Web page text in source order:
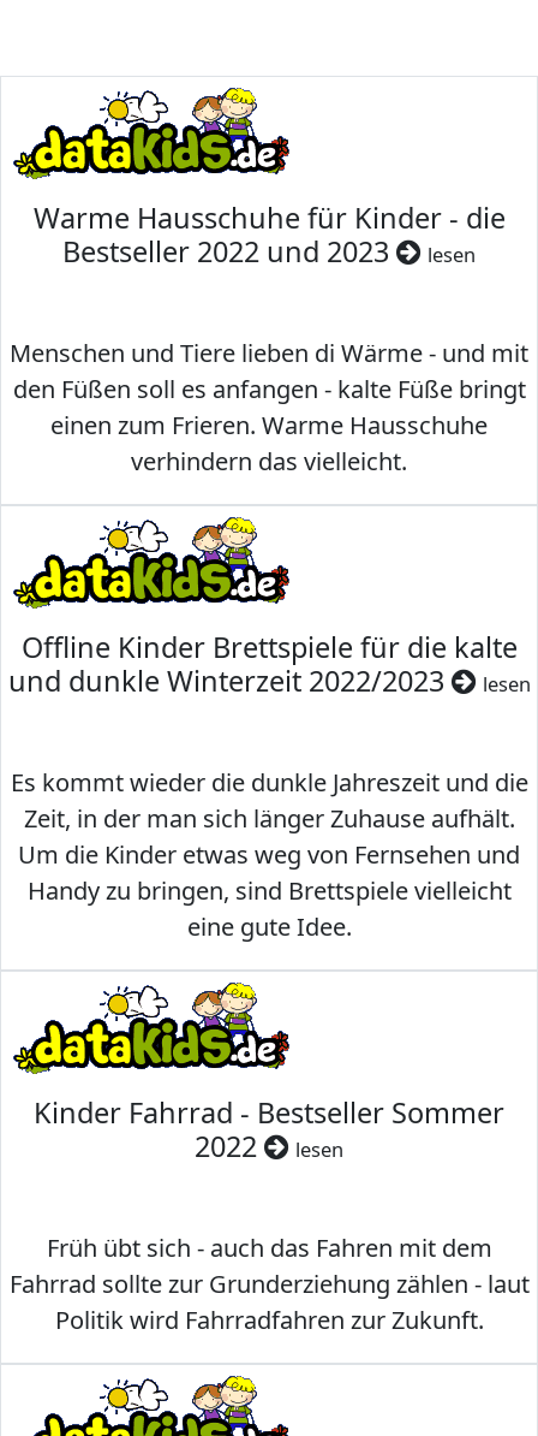
Warme Hausschuhe für Kinder - die
Bestseller 2022 und 2023
lesen
Menschen und Tiere lieben di Wärme - und mit
den Füßen soll es anfangen - kalte Füße bringt
einen zum Frieren. Warme Hausschuhe
verhindern das vielleicht.
Offline Kinder Brettspiele für die kalte
und dunkle Winterzeit 2022/2023
lesen
Es kommt wieder die dunkle Jahreszeit und die
Zeit, in der man sich länger Zuhause aufhält.
Um die Kinder etwas weg von Fernsehen und
Handy zu bringen, sind Brettspiele vielleicht
eine gute Idee.
Kinder Fahrrad - Bestseller Sommer
2022
lesen
Früh übt sich - auch das Fahren mit dem
Fahrrad sollte zur Grunderziehung zählen - laut
Politik wird Fahrradfahren zur Zukunft.